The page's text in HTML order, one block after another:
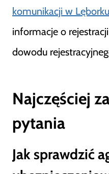
komunikacji w Lęborku
informacje o
dowodu
Najczęściej
pytania
Jak sprawdzić